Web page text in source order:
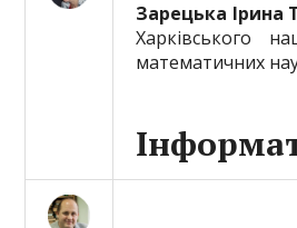
Зарецька Ірина
Харківського
математичних